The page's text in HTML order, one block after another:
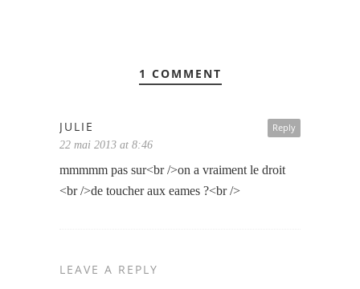
1 COMMENT
Reply
JULIE
22 mai 2013 at 8:46
mmmmm pas sur<br />on a vraiment le droit
<br />de toucher aux eames ?<br />
LEAVE A REPLY